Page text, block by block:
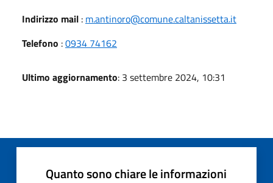
Indirizzo mail : m.antinoro@comune.caltanissetta.it
Telefono :0934 74162
Ultimo aggiornamento: 3 settembre 2024, 10:31
Quanto sono chiare le informazioni